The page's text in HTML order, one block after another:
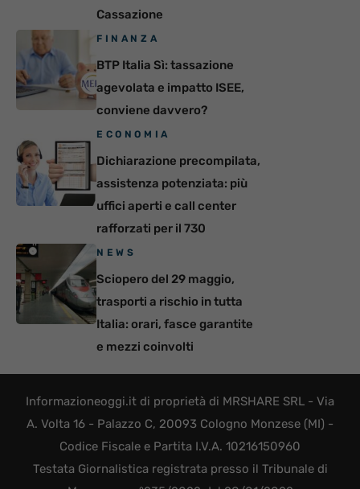
Cassazione
FINANZA
BTP Italia Sì: tassazione
agevolata e impatto ISEE,
conviene davvero?
ECONOMIA
Dichiarazione precompilata,
assistenza potenziata: più
uffici aperti e call center
rafforzati per il 730
NEWS
Sciopero del 29 maggio,
trasporti a rischio in tutta
Italia: orari, fasce garantite
e mezzi coinvolti
Informazioneoggi.it di proprietà di MRSHARE SRL - Via
A. Volta 16 - Palazzo C, 20093 Cologno Monzese (MI) -
Codice Fiscale e Partita I.V.A. 10216150960
Testata Giornalistica registrata presso il Tribunale di